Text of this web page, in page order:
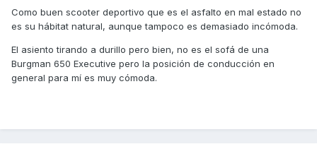
Como buen scooter deportivo que es el asfalto en mal estado no
es su hábitat natural, aunque tampoco es demasiado incómoda.
El asiento tirando a durillo pero bien, no es el sofá de una
Burgman 650 Executive pero la posición de conducción en
general para mí es muy cómoda.